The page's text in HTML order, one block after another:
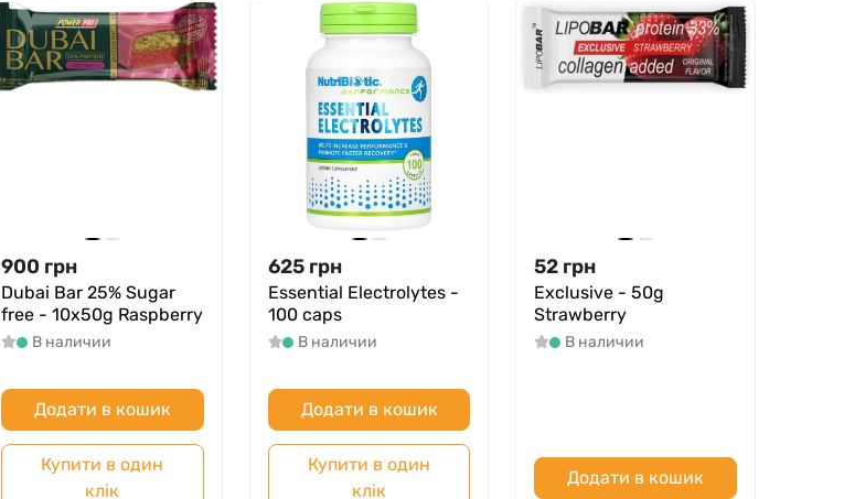
900 грн
Dubai Bar 25% Sugar
free - 10х50g Raspberry
В наличии
Додати в кошик
Купити в один
клік
625 грн
Essential Electrolytes -
100 caps
В наличии
Додати в кошик
Купити в один
клік
52 грн
Exclusive - 50g
Strawberry
В наличии
Додати в кошик